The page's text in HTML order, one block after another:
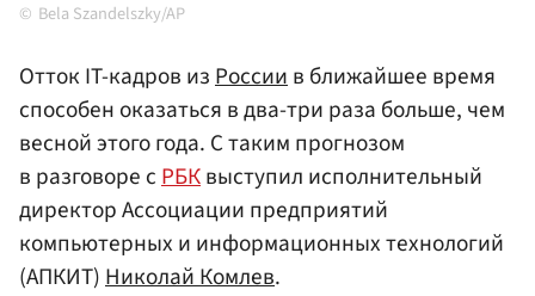
Bela Szandelszky/AP
Отток IT-кадров изРоссиив ближайшее время
способен оказаться в два-три раза больше, чем
весной этого года. С таким прогнозом
в разговоре сРБКвыступил исполнительный
директор Ассоциации предприятий
компьютерных и информационных технологий
(АПКИТ)Николай Комлев.